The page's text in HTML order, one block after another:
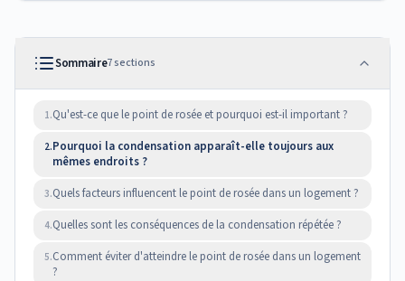
Sommaire7sections
1.Qu'est-ce que le point de rosée et pourquoi est-il important ?
2.Pourquoi la condensation apparaît-elle toujours aux
mêmes endroits ?
3.Quels facteurs influencent le point de rosée dans un logement ?
4.Quelles sont les conséquences de la condensation répétée ?
5.Comment éviter d'atteindre le point de rosée dans un logement
?